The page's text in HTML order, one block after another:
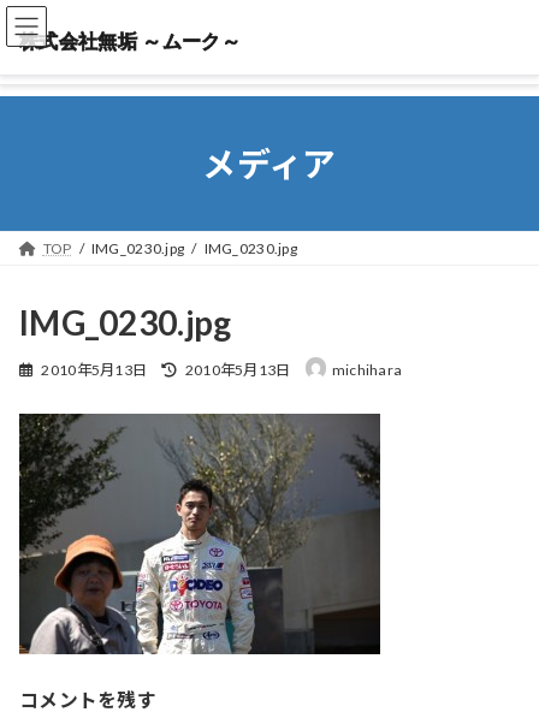
株式会社無垢 ～ムーク～
株式会社無垢 ～ムーク～
メディア
TOP IMG_0230.jpg IMG_0230.jpg
IMG_0230.jpg
2010年5月13日
最
新
日
時
:
2010年5月13日 michihara
コメントを残す